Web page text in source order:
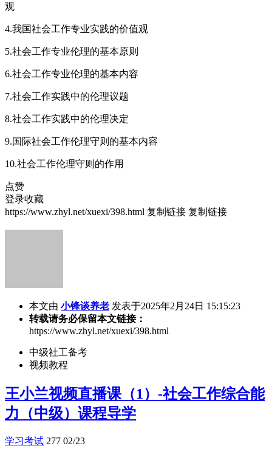
观
4.我国社会工作专业实践的价值观
5.社会工作专业伦理的基本原则
6.社会工作专业伦理的基本内容
7.社会工作实践中的伦理议题
8.社会工作实践中的伦理决定
9.国际社会工作伦理守则的基本内容
10.社会工作伦理守则的作用
点赞
登录收藏
https://www.zhyl.net/xuexi/398.html 复制链接 复制链接
本文由 小锋谈养老 发表于2025年2月24日 15:15:23
转载请务必保留本文链接：
https://www.zhyl.net/xuexi/398.html
中级社工备考
视频教程
王小兰视频直播课（1）-社会工作综合能
力（中级）课程导学
学习考试 277 02/23